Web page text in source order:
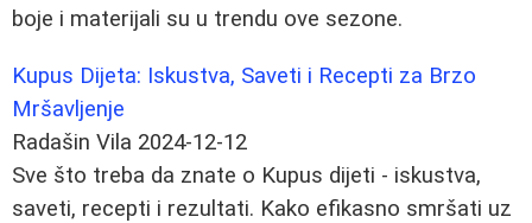
boje i materijali su u trendu ove sezone.
Kupus Dijeta: Iskustva, Saveti i Recepti za Brzo
Mršavljenje
Radašin Vila 2024-12-12
Sve što treba da znate o Kupus dijeti - iskustva,
saveti, recepti i rezultati. Kako efikasno smršati uz